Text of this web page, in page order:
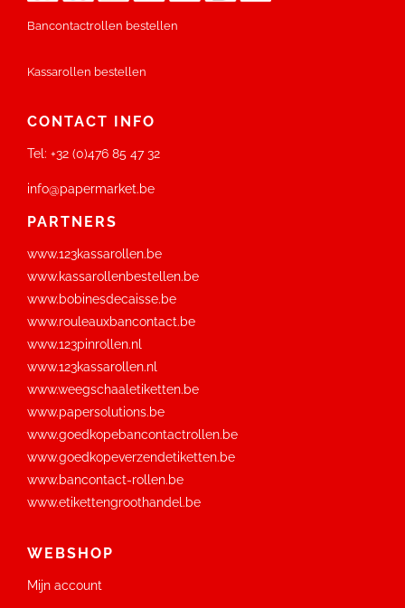
Bancontactrollen bestellen
Kassarollen bestellen
CONTACT INFO
Tel: +32 (0)476 85 47 32
info@papermarket.be
PARTNERS
www.123kassarollen.be
www.kassarollenbestellen.be
www.bobinesdecaisse.be
www.rouleauxbancontact.be
www.123pinrollen.nl
www.123kassarollen.nl
www.weegschaaletiketten.be
www.papersolutions.be
www.goedkopebancontactrollen.be
www.goedkopeverzendetiketten.be
www.bancontact-rollen.be
www.etikettengroothandel.be
WEBSHOP
Mijn account